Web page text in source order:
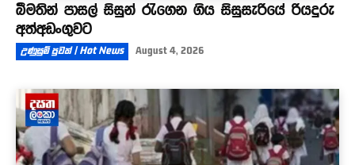
බීමතින් පාසල් සිසුන් රැගෙන ගිය සිසුසැරියේ රියදුරු
අත්අඩංගුවට
උණුසුම් පුවත් | Hot News August 4, 2026